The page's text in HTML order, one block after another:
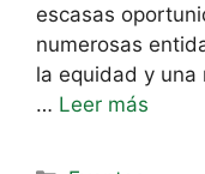
escasas
numerosas
la equidad y una
… Leer más